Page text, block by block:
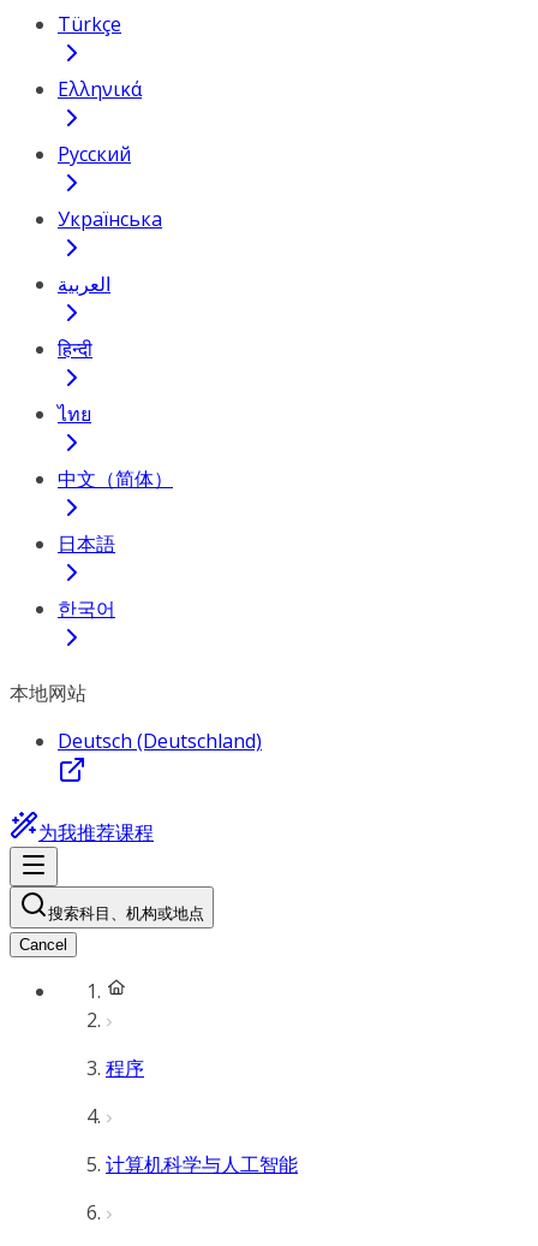
Türkçe
Ελληνικά
Русский
Українська
العربية
हिन्दी
ไทย
中文（简体）
日本語
한국어
本地网站
Deutsch (Deutschland)
为我推荐课程
搜索科目、机构或地点
Cancel
程序
计算机科学与人工智能